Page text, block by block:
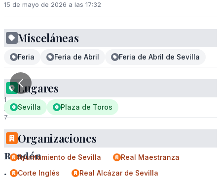
15 de mayo de 2026 a las 17:32
1
/
7
Antonio
Rendón
.
Misceláneas
Feria Feria de Abril Feria de Abril de Sevilla
Lugares
Sevilla Plaza de Toros
Organizaciones
Ayuntamiento de Sevilla
Real Maestranza
Corte Inglés
Real Alcázar de Sevilla